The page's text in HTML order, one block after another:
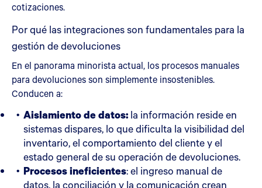
cotizaciones.
Por qué las integraciones son fundamentales para la
gestión de devoluciones
En el panorama minorista actual, los procesos manuales
para devoluciones son simplemente insostenibles.
Conducen a:
Aislamiento de datos: la información reside en
sistemas dispares, lo que dificulta la visibilidad del
inventario, el comportamiento del cliente y el
estado general de su operación de devoluciones.
Procesos ineficientes: el ingreso manual de
datos, la conciliación y la comunicación crean